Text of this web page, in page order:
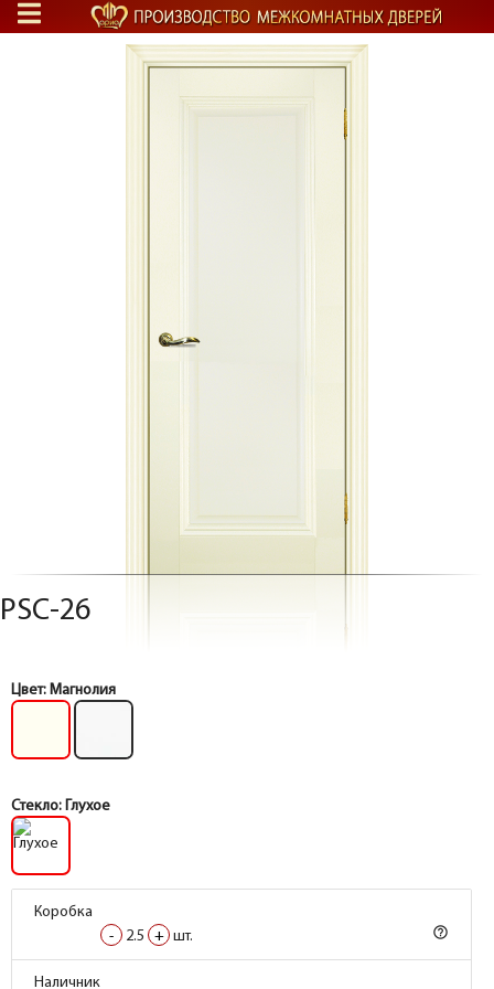
PSC-26
Цвет: Магнолия
Стекло: Глухое
Коробка
-
2.5 + шт. help_outline
Наличник